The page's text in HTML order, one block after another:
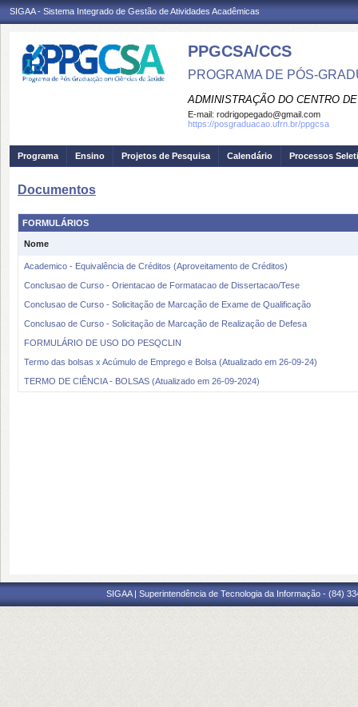
SIGAA - Sistema Integrado de Gestão de Atividades Acadêmicas
PPGCSA/CCS
PROGRAMA DE PÓS-
ADMINISTRAÇÃO DO CENTRO
E-mail: rodrigopegado@gmail.com
https://posgraduacao.ufrn.br/ppgcsa
Programa Ensino Projetos de Pesquisa Calendário Processos
Documentos
FORMULÁRIOS
Nome
Academico - Equivalência de Créditos (Aproveitamento de Créditos)
Conclusao de Curso - Orientacao de Formatacao de Dissertacao/Tese
Conclusao de Curso - Solicitação de Marcação de Exame de Qualificação
Conclusao de Curso - Solicitação de Marcação de Realização de Defesa
FORMULÁRIO DE USO DO PESQCLIN
Termo das bolsas x Acúmulo de Emprego e Bolsa (Atualizado em 26-09-24)
TERMO DE CIÊNCIA - BOLSAS (Atualizado em 26-09-2024)
SIGAA | Superintendência de Tecnologia da Informação - (84)